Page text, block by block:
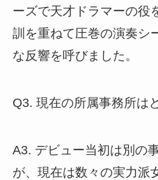
ーズで天才ドラマーの役
訓を重ねて圧巻の演奏シ
な反響を呼びました。
Q3. 現在の所属事務所は
A3. デビュー当初は別の
が、現在は数々の実力派